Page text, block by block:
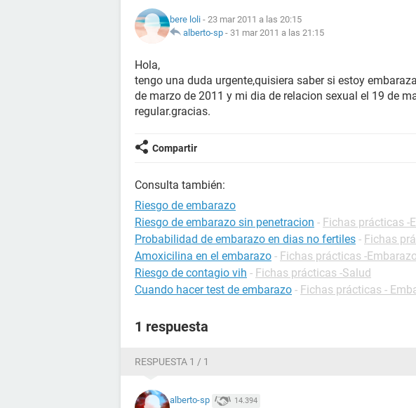
bere loli - 23 mar 2011 a las 20:15
alberto-sp - 31 mar 2011 a las 21:15
Hola,
tengo una duda urgente,quisiera saber si estoy
de marzo de 2011 y mi dia de relacion sexual el 19 de
regular.gracias.
Compartir
Consulta también:
Riesgo de embarazo
Riesgo de embarazo sin penetracion - Fichas prácticas -
Probabilidad de embarazo en dias no fertiles - Fichas
Amoxicilina en el embarazo - Fichas prácticas -Embarazo
Riesgo de contagio vih - Fichas prácticas -Salud
Cuando hacer test de embarazo - Fichas prácticas -
1 respuesta
RESPUESTA 1 / 1
alberto-sp 14.394